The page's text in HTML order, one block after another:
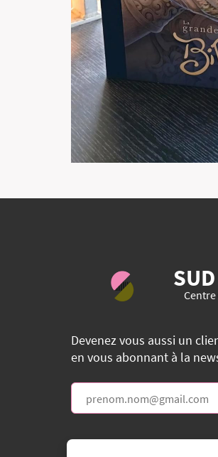
Devenez vous aussi un
en vous abonnant à la